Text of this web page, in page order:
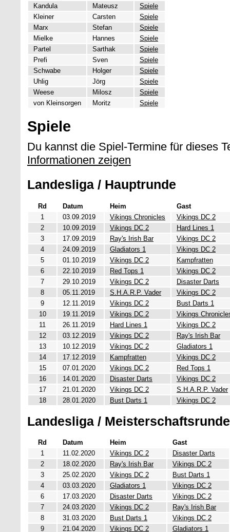
Kandula
Mateusz
Spiele
Kleiner
Carsten
Spiele
Marx
Stefan
Spiele
Mielke
Hannes
Spiele
Partel
Sarthak
Spiele
Prefi
Sven
Spiele
Schwabe
Holger
Spiele
Uhlig
Jörg
Spiele
Weese
Milosz
Spiele
von Kleinsorgen
Moritz Spiele
Spiele
Du kannst die Spiel-Termine für dieses
Informationen zeigen
Landesliga / Hauptrunde
Rd Datum Heim
Gast
1
03.09.2019 Vikings Chronicles
Vikings DC 2
2
10.09.2019 Vikings DC 2
Hard Lines 1
3
17.09.2019 Ray's Irish Bar
Vikings DC 2
4
24.09.2019 Gladiators 1
Vikings DC 2
5
01.10.2019 Vikings DC 2
Kampfratten
6
22.10.2019 Red Tops 1
Vikings DC 2
7
29.10.2019 Vikings DC 2
Disaster Darts
8
05.11.2019 S.H.A.R.P. Vader
Vikings DC 2
9
12.11.2019 Vikings DC 2
Bust Darts 1
10
19.11.2019 Vikings DC 2
Vikings
11
26.11.2019 Hard Lines 1
Vikings DC 2
12
03.12.2019 Vikings DC 2
Ray's Irish Bar
13
10.12.2019 Vikings DC 2
Gladiators 1
14
17.12.2019 Kampfratten
Vikings DC 2
15
07.01.2020 Vikings DC 2
Red Tops 1
16
14.01.2020 Disaster Darts
Vikings DC 2
17
21.01.2020 Vikings DC 2
S.H.A.R.P. Vader
18
28.01.2020 Bust Darts 1 Vikings DC 2
Landesliga / Meisterschaftsrunde
Rd Datum Heim
Gast
1
11.02.2020 Vikings DC 2
Disaster Darts
2
18.02.2020 Ray's Irish Bar
Vikings DC 2
3
25.02.2020 Vikings DC 2
Bust Darts 1
4
03.03.2020 Gladiators 1
Vikings DC 2
6
17.03.2020 Disaster Darts
Vikings DC 2
7
24.03.2020 Vikings DC 2
Ray's Irish Bar
8
31.03.2020 Bust Darts 1
Vikings DC 2
9
21.04.2020 Vikings DC 2 Gladiators 1